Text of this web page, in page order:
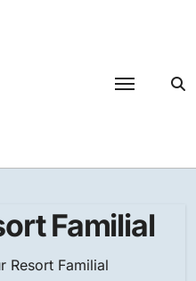
Familial
Resort Familial